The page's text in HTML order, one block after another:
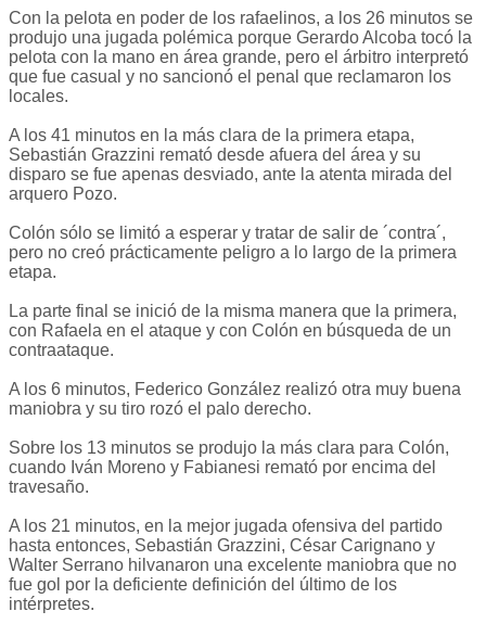
Con la pelota en poder de los rafaelinos, a los 26 minutos se
produjo una jugada polémica porque Gerardo Alcoba tocó la
pelota con la mano en área grande, pero el árbitro interpretó
que fue casual y no sancionó el penal que reclamaron los
locales.
A los 41 minutos en la más clara de la primera etapa,
Sebastián Grazzini remató desde afuera del área y su
disparo se fue apenas desviado, ante la atenta mirada del
arquero Pozo.
Colón sólo se limitó a esperar y tratar de salir de ´contra´,
pero no creó prácticamente peligro a lo largo de la primera
etapa.
La parte final se inició de la misma manera que la primera,
con Rafaela en el ataque y con Colón en búsqueda de un
contraataque.
A los 6 minutos, Federico González realizó otra muy buena
maniobra y su tiro rozó el palo derecho.
Sobre los 13 minutos se produjo la más clara para Colón,
cuando Iván Moreno y Fabianesi remató por encima del
travesaño.
A los 21 minutos, en la mejor jugada ofensiva del partido
hasta entonces, Sebastián Grazzini, César Carignano y
Walter Serrano hilvanaron una excelente maniobra que no
fue gol por la deficiente definición del último de los
intérpretes.